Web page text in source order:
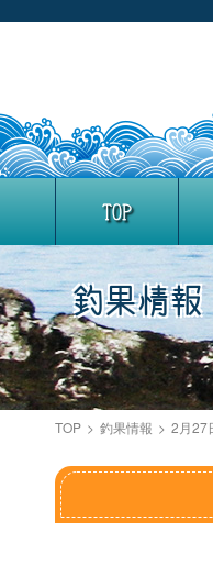
TOP
釣果情報
TOP > 釣果情報 > 2月27